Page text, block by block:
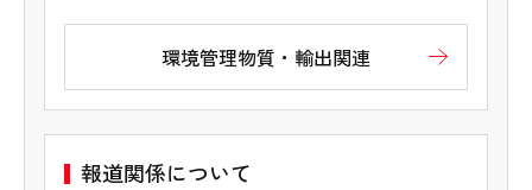
環境管理物質・輸出関連
報道関係について